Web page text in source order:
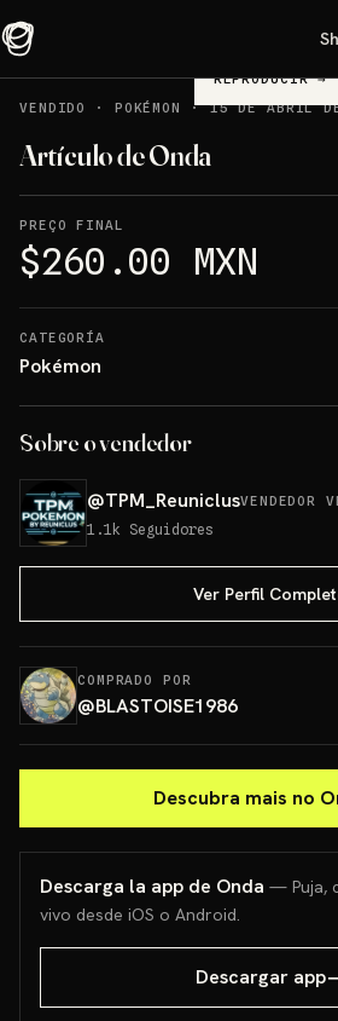
REPRODUCIR→
VENDIDO
· POKÉMON ·15 DE ABRIL
Artículo de Onda
PREÇO FINAL
$260.00 MXN
CATEGORÍA
Pokémon
Sobre o vendedor
@TPM_ReuniclusVENDEDOR
1.1k Seguidores
Ver Perfil
COMPRADO POR
@BLASTOISE1986
Descubra mais no
Descarga la app de Onda — Puja,
vivo desde iOS o Android.
Descargar app